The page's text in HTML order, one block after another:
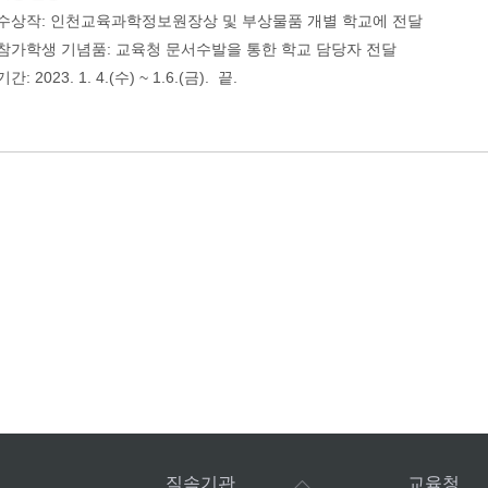
상작: 인천교육과학정보원장상 및 부상물품 개별 학교에 전달
가학생 기념품: 교육청 문서수발을 통한 학교 담당자 전달
간: 2023. 1. 4.(수) ~ 1.6.(금). 끝.
직속기관 교육청